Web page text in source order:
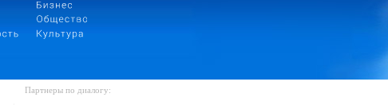
Партнеры по диалогу: